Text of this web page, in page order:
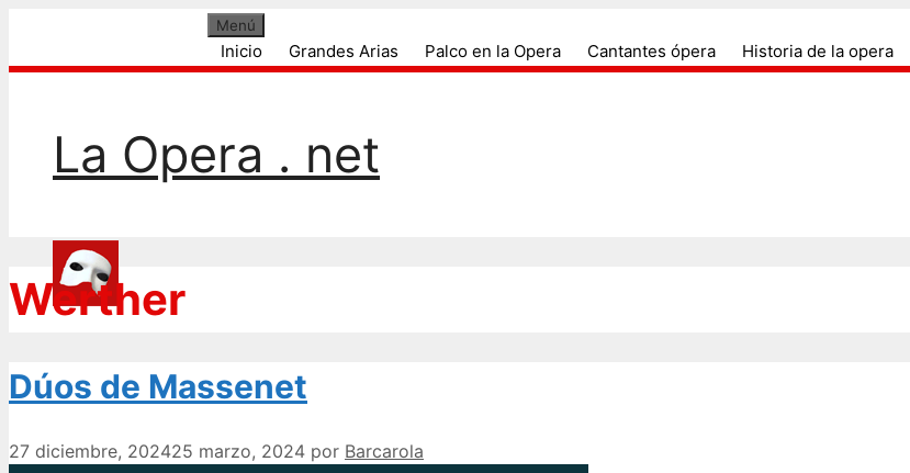
contenido
Menú
Inicio Grandes Arias Palco en la Opera Cantantes ópera Historia de la opera
Blog de ópera, noticias, argumentos, cantantes de opera, compositores, arias, duos,
Todo sobre el mundo de la
La Opera . net
Werther
Dúos de Massenet
27 diciembre, 202425 marzo, 2024 por Barcarola